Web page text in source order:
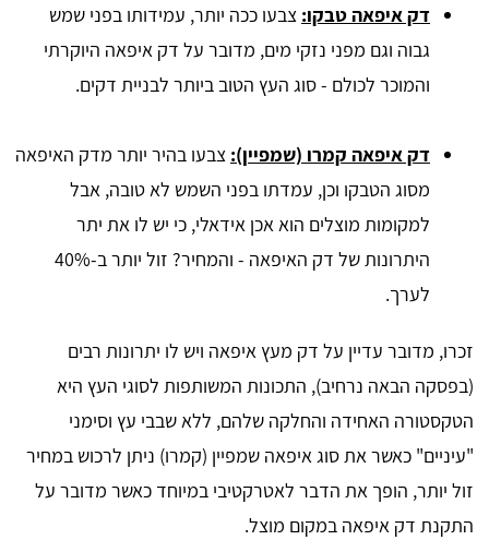
דק איפאה טבקו: צבעו ככה יותר, עמידותו בפני שמש
גבוה וגם מפני נזקי מים, מדובר על דק איפאה היוקרתי
והמוכר לכולם - סוג העץ הטוב ביותר לבניית דקים.
דק איפאה קמרו (שמפיין): צבעו בהיר יותר מדק האיפאה
מסוג הטבקו וכן, עמדתו בפני השמש לא טובה, אבל
למקומות מוצלים הוא אכן אידאלי, כי יש לו את יתר
היתרונות של דק האיפאה - והמחיר? זול יותר ב-40%
לערך.
זכרו, מדובר עדיין על דק מעץ איפאה ויש לו יתרונות רבים
(בפסקה הבאה נרחיב), התכונות המשותפות לסוגי העץ היא
הטקסטורה האחידה והחלקה שלהם, ללא שבבי עץ וסימני
"עיניים" כאשר את סוג איפאה שמפיין (קמרו) ניתן לרכוש במחיר
זול יותר, הופך את הדבר לאטרקטיבי במיוחד כאשר מדובר על
התקנת דק איפאה במקום מוצל.